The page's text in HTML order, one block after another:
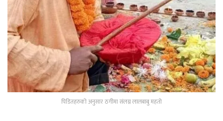
पिडितहरुको अनुसार ठगीमा संलग्न लालबाबु महतो